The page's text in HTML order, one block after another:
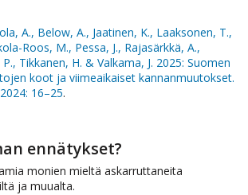
A., Below, A., Jaatinen, K., Laaksonen, T.,
Roos, M., Pessa, J., Rajasärkkä, A.,
Tikkanen, H. & Valkama, J. 2025: Suomen
koot ja viimeaikaiset kannanmuutokset.
16–25.
ennätykset?
monien mieltä askarruttaneita
ja muualta.